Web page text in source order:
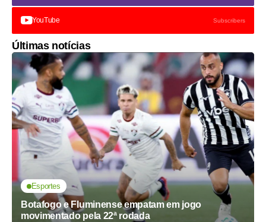
YouTube Subscribers
Últimas notícias
Esportes
Botafogo e Fluminense empatam em jogo
movimentado pela 22ª rodada